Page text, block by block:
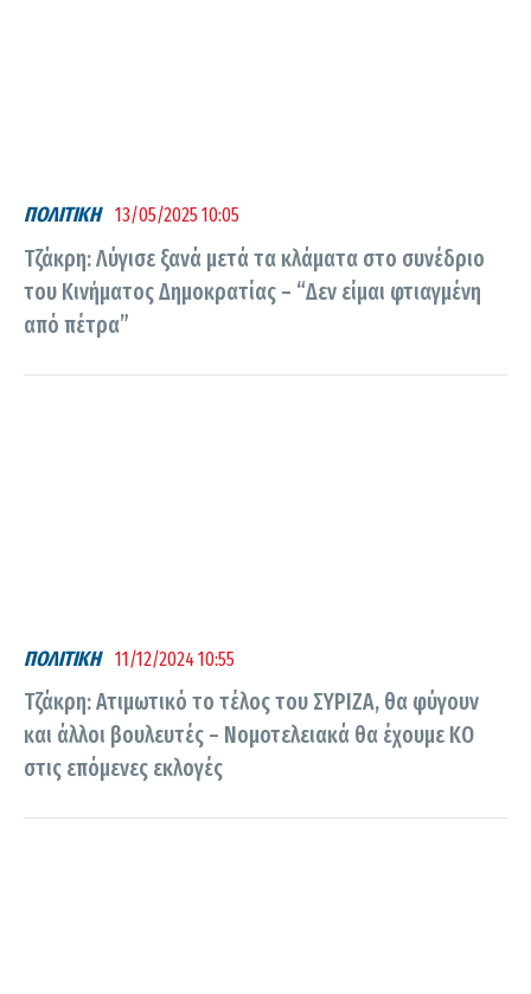
ΠΟΛΙΤΙΚΗ 13/05/2025 10:05
Τζάκρη: Λύγισε ξανά μετά τα κλάματα στο συνέδριο
του Κινήματος Δημοκρατίας – “Δεν είμαι φτιαγμένη
από πέτρα”
ΠΟΛΙΤΙΚΗ 11/12/2024 10:55
Τζάκρη: Ατιμωτικό το τέλος του ΣΥΡΙΖΑ, θα φύγουν
και άλλοι βουλευτές – Νομοτελειακά θα έχουμε ΚΟ
στις επόμενες εκλογές